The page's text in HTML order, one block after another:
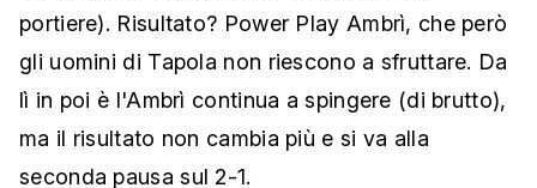
portiere). Risultato? Power Play Ambrì, che però
gli uomini di Tapola non riescono a sfruttare. Da
lì in poi è l'Ambrì continua a spingere (di brutto),
ma il risultato non cambia più e si va alla
seconda pausa sul 2-1.